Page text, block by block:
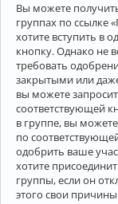
Вы можете
группах по ссылке
хотите вступить в
кнопку. Однако не
требовать
закрытыми или
вы можете
соответствующей
в группе, вы
по
одобрить ваше
хотите
группы, если он
этого свои